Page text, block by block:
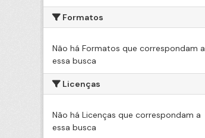
Formatos
Não há Formatos que correspondam a
essa busca
Licenças
Não há Licenças que correspondam a
essa busca